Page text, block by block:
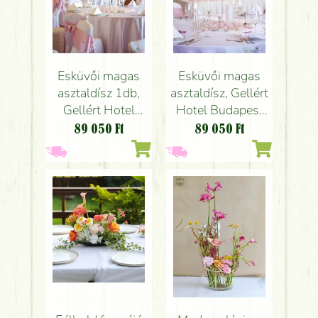
Esküvői magas
asztaldísz 1db,
Gellért Hotel
Budapest
(hortenizia, rózsa,
peónia, liziantusz
, angol rózsa,
rózsaszín, fehér)
89 050 Ft
Esküvői magas
asztaldísz, Gellért
Hotel Budapest
(hortenizia, rózsa,
peónia, liziantusz
, angol rózsa,
rózsaszín, fehér)
89 050 Ft